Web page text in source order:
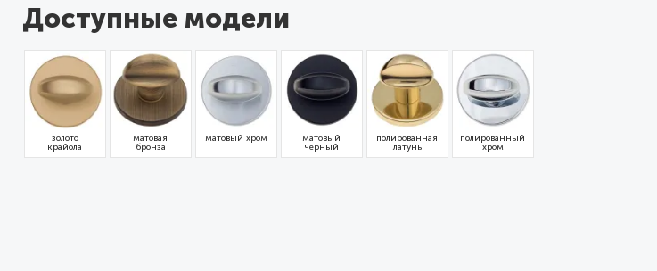
Доступные модели
золото
крайола
матовая
бронза
матовый хром
матовый
черный
полированная
латунь
полированный
хром